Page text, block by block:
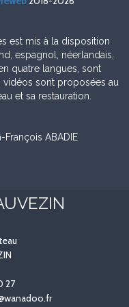
est mis à la disposition
espagnol, néerlandais,
quatre langues, sont
vidéos sont proposées au
et sa restauration.
ABADIE
27